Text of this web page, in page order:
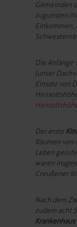
Gemeinden
zugunsten
Einkommen.
Die Anfänge
(unser
Einsatz von
Der erste
Räumen
Leben
waren
Creußener
Nach dem
zudem acht
Krankenhaus